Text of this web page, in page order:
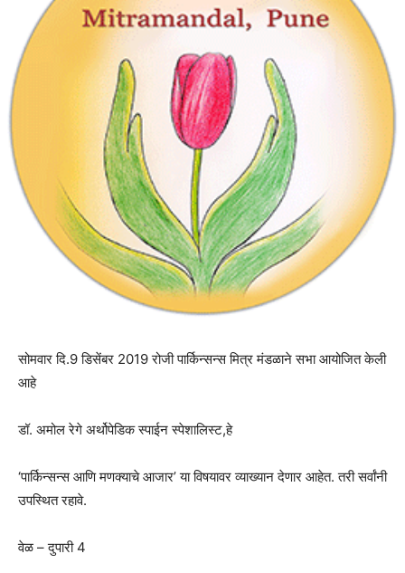
सोमवार दि.9 डिसेंबर 2019 रोजी पार्किन्सन्स मित्र मंडळाने सभा आयोजित केली
आहे
डॉ. अमोल रेगे अर्थोपेडिक स्पाईन स्पेशालिस्ट,हे
‘पार्किन्सन्स आणि मणक्याचे आजार’ या विषयावर व्याख्यान देणार आहेत. तरी सर्वांनी
उपस्थित रहावे.
वेळ – दुपारी 4